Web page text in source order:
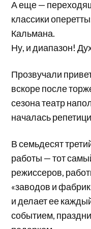
А еще —
классики
Кальмана.
Ну, и диапазон!
Прозвучали
вскоре после
сезона театр
началась
В семьдесят
работы — тот
режиссеров,
«заводов и
и делает ее
событием,